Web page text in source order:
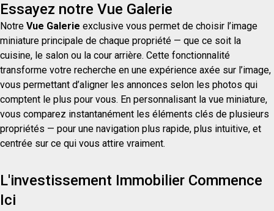
Essayez notre Vue Galerie
Notre Vue Galerie exclusive vous permet de choisir l’image
miniature principale de chaque propriété — que ce soit la
cuisine, le salon ou la cour arrière. Cette fonctionnalité
transforme votre recherche en une expérience axée sur l’image,
vous permettant d’aligner les annonces selon les photos qui
comptent le plus pour vous. En personnalisant la vue miniature,
vous comparez instantanément les éléments clés de plusieurs
propriétés — pour une navigation plus rapide, plus intuitive, et
centrée sur ce qui vous attire vraiment.
L'investissement Immobilier Commence
Ici